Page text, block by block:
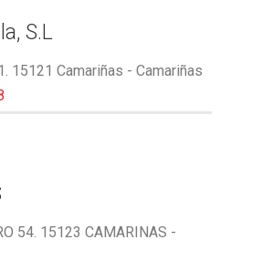
S.L
15121 Camariñas - Camariñas
54. 15123 CAMARINAS -